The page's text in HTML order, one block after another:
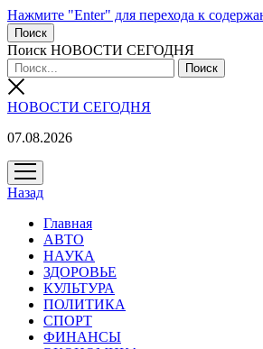
Нажмите "Enter" для перехода к
Поиск
Поиск НОВОСТИ СЕГОДНЯ
НОВОСТИ СЕГОДНЯ
07.08.2026
открыть
меню
Назад
Главная
АВТО
НАУКА
ЗДОРОВЬЕ
КУЛЬТУРА
ПОЛИТИКА
СПОРТ
ФИНАНСЫ